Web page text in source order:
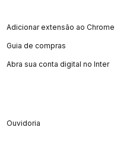
Adicionar extensão ao Chrome
Guia de compras
Abra sua conta digital no Inter
Ouvidoria